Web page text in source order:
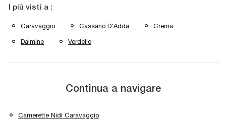
I più visti a :
Caravaggio Cassano D'Adda Crema
Dalmine Verdello
Continua a navigare
Camerette Nidi Caravaggio